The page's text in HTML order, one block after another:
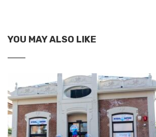
YOU MAY ALSO LIKE